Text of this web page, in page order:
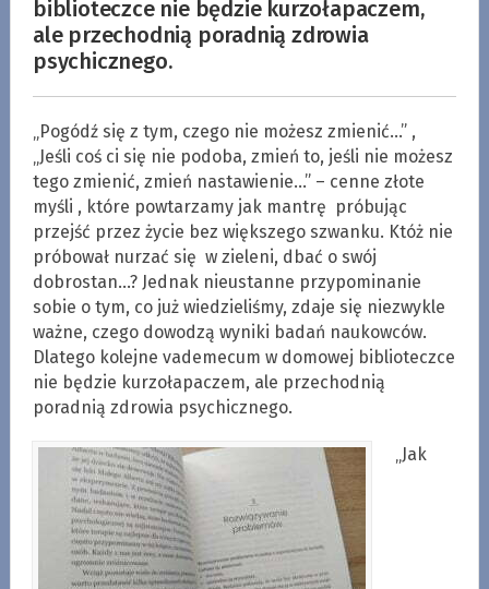
biblioteczce nie będzie kurzołapaczem,
ale przechodnią poradnią zdrowia
psychicznego.
„Pogódź się z tym, czego nie możesz zmienić…” ,
„Jeśli coś ci się nie podoba, zmień to, jeśli nie możesz
tego zmienić, zmień nastawienie…” – cenne złote
myśli , które powtarzamy jak mantrę próbując
przejść przez życie bez większego szwanku. Któż nie
próbował nurzać się w zieleni, dbać o swój
dobrostan…? Jednak nieustanne przypominanie
sobie o tym, co już wiedzieliśmy, zdaje się niezwykle
ważne, czego dowodzą wyniki badań naukowców.
Dlatego kolejne vademecum w domowej biblioteczce
nie będzie kurzołapaczem, ale przechodnią
poradnią zdrowia psychicznego.
„Jak